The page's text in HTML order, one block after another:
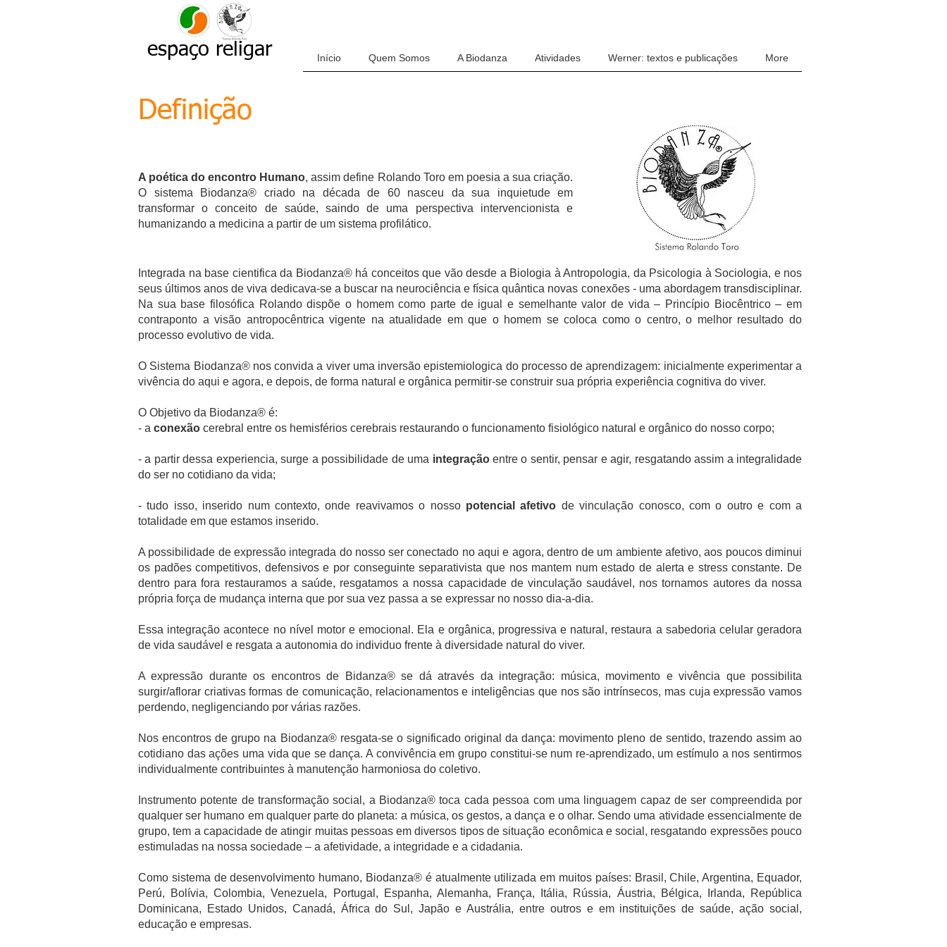
espaço religar Início Quem Somos A Biodanza Atividades Werner: textos e publicações More
Definição
A poética do encontro Humano, assim define Rolando Toro em poesia a sua criação.
O sistema Biodanza® criado na década de 60 nasceu da sua inquietude em
transformar o conceito de saúde, saindo de uma perspectiva intervencionista e
humanizando a medicina a partir de um sistema profilático.
Integrada na base cientifica da Biodanza® há conceitos que vão desde a Biologia à Antropologia, da Psicologia à Sociologia, e nos
seus últimos anos de viva dedicava-se a buscar na neurociência e física quântica novas conexões - uma abordagem transdisciplinar.
Na sua base filosófica Rolando dispõe o homem como parte de igual e semelhante valor de vida – Princípio Biocêntrico – em
contraponto a visão antropocêntrica vigente na atualidade em que o homem se coloca como o centro, o melhor resultado do
processo evolutivo de vida.
O Sistema Biodanza®nos convida a viver uma inversão epistemiologica do processo de aprendizagem: inicialmente experimentar a
vivência do aqui e agora, e depois, de forma natural e orgânica permitir-se construir sua própria experiência cognitiva do viver.
O Objetivo da Biodanza® é:
- a conexão cerebral entre os hemisférios cerebrais restaurando o funcionamento fisiológico natural e orgânico do nosso corpo;
- a partir dessa experiencia, surge a possibilidade de uma integração entre o sentir, pensar e agir, resgatando assim a integralidade
do ser no cotidiano da vida;
- tudo isso, inserido num contexto, onde reavivamos o nosso potencial afetivo de vinculação conosco, com o outro e com a
totalidade em que estamos inserido.
A possibilidade de expressão integrada do nosso ser conectado no aqui e agora, dentro de um ambiente afetivo, aos poucos diminui
os padões competitivos, defensivos e por conseguinte separativista que nos mantem num estado de alerta e stress constante. De
dentro para fora restauramos a saúde, resgatamos a nossa capacidade de vinculação saudável, nos tornamos autores da nossa
própria força de mudança interna que por sua vez passa a se expressar no nosso dia-a-dia.
Essa integração acontece no nível motor e emocional. Ela e orgânica, progressiva e natural, restaura a sabedoria celular geradora
de vida saudável e resgata a autonomia do individuo frente à diversidade natural do viver.
A expressão durante os encontros de Bidanza®se dá através da integração: música, movimento e vivência que possibilita
surgir/aflorar criativas formas de comunicação, relacionamentos e inteligências que nos são intrínsecos, mas cuja expressão vamos
perdendo, negligenciando por várias razões.
Nos encontros de grupo na Biodanza®resgata-se o significado original da dança: movimento pleno de sentido, trazendo assim ao
cotidiano das ações uma vida que se dança. A convivência em grupo constitui-se num re-aprendizado, um estímulo a nos sentirmos
individualmente contribuintes à manutenção harmoniosa do coletivo.
Instrumento potente de transformação social, a Biodanza® toca cada pessoa com uma linguagem capaz de ser compreendida por
qualquer ser humano em qualquer parte do planeta: a música, os gestos, a dança e o olhar. Sendo uma atividade essencialmente de
grupo, tem a capacidade de atingir muitas pessoas em diversos tipos de situação econômica e social, resgatando expressões pouco
estimuladas na nossa sociedade – a afetividade, a integridade e a cidadania.
Como sistema de desenvolvimento humano, Biodanza® é atualmente utilizada em muitos países: Brasil, Chile, Argentina, Equador,
Perú, Bolívia, Colombia, Venezuela, Portugal, Espanha, Alemanha, França, Itália, Rússia, Áustria, Bélgica, Irlanda, República
Dominicana, Estado Unidos, Canadá, África do Sul, Japão e Austrália, entre outros e em instituições de saúde, ação social,
educação e empresas.